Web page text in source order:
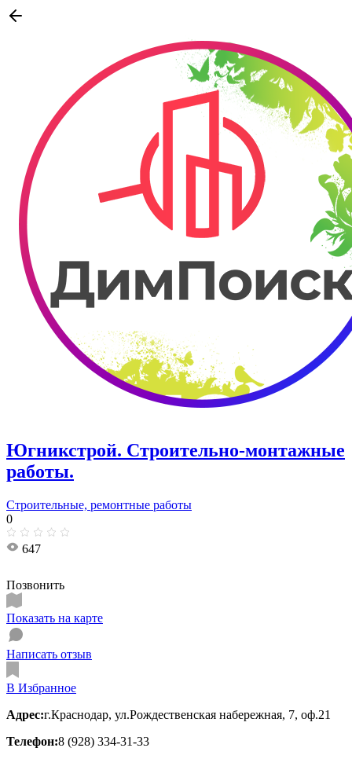
Югникстрой. Строительно-монтажные
работы.
Строительные, ремонтные работы
0
647
Позвонить
Показать на карте
Написать отзыв
В Избранное
Адрес:г.Краснодар, ул.Рождественская набережная, 7, оф.21
Телефон:8 (928) 334-31-33